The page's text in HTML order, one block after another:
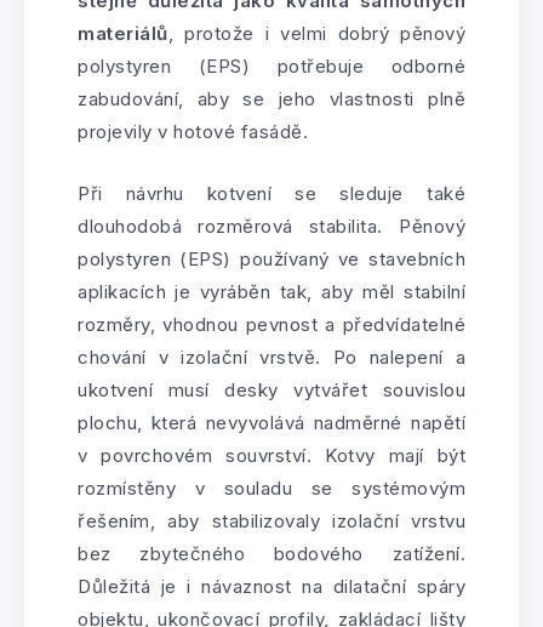
materiálů, protože i velmi dobrý pěnový
polystyren (EPS) potřebuje odborné
zabudování, aby se jeho vlastnosti plně
projevily v hotové fasádě.
Při návrhu kotvení se sleduje také
dlouhodobá rozměrová stabilita. Pěnový
polystyren (EPS) používaný ve stavebních
aplikacích je vyráběn tak, aby měl stabilní
rozměry, vhodnou pevnost a předvídatelné
chování v izolační vrstvě. Po nalepení a
ukotvení musí desky vytvářet souvislou
plochu, která nevyvolává nadměrné napětí
v povrchovém souvrství. Kotvy mají být
rozmístěny v souladu se systémovým
řešením, aby stabilizovaly izolační vrstvu
bez zbytečného bodového zatížení.
Důležitá je i návaznost na dilatační spáry
objektu, ukončovací profily, zakládací lišty